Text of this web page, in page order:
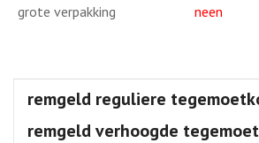
grote verpakking
neen
remgeld reguliere
remgeld verhoogde